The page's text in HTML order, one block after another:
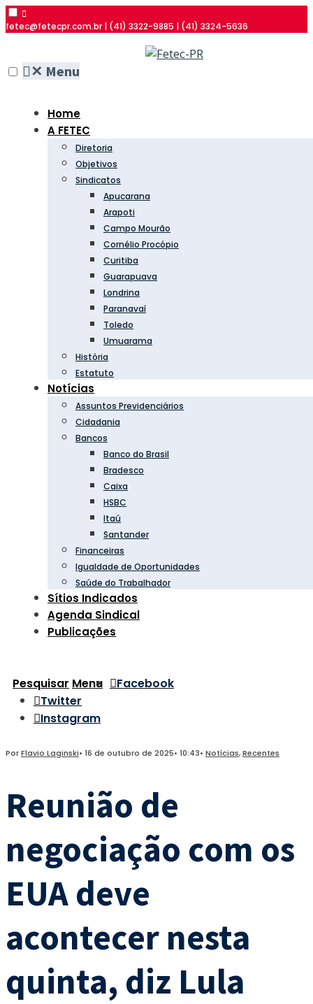
fetec@fetecpr.com.br | (41) 3322-9885 | (41) 3324-5636
✕ Menu
Home
A FETEC
Diretoria
Objetivos
Sindicatos
Apucarana
Arapoti
Campo Mourão
Cornélio Procópio
Curitiba
Guarapuava
Londrina
Paranavaí
Toledo
Umuarama
História
Estatuto
Notícias
Assuntos Previdenciários
Cidadania
Bancos
Banco do Brasil
Bradesco
Caixa
HSBC
Itaú
Santander
Financeiras
Igualdade de Oportunidades
Saúde do Trabalhador
Sítios Indicados
Agenda Sindical
Publicações
Pesquisar Menu
Facebook
Twitter
Instagram
PorFlavio Laginski• 16 de outubro de 2025• 10:43• Notícias,Recentes
Reunião de
negociação com os
EUA deve
acontecer nesta
quinta, diz Lula